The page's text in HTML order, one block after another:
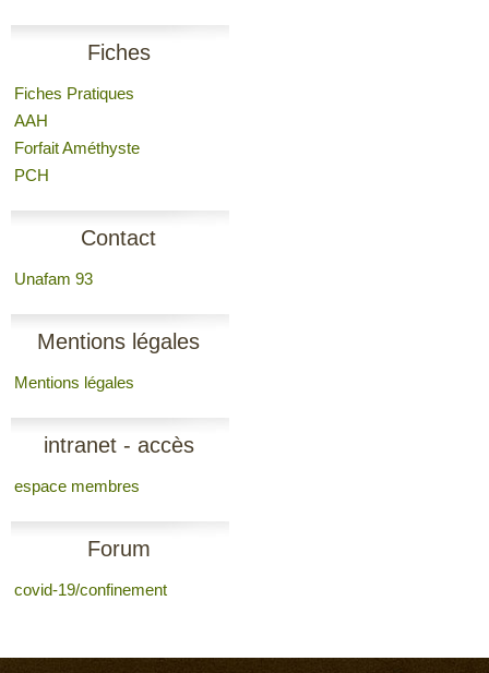
Fiches
Fiches Pratiques
AAH
Forfait Améthyste
PCH
Contact
Unafam 93
Mentions légales
Mentions légales
intranet - accès
membres
espace membres
Forum
covid-19/confinement